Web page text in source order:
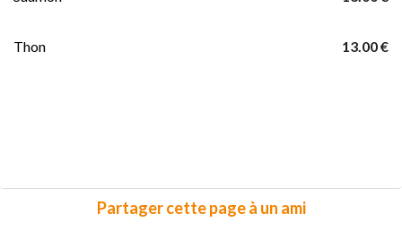
13.00 €
Thon
Partager cette page à un ami